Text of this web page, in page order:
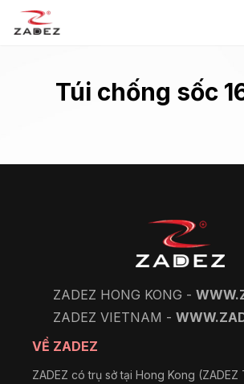
Túi chống sốc
ZADEZ HONG KONG -
ZADEZ VIETNAM -
VỀ ZADEZ
ZADEZ có trụ sở tại Hong Kong